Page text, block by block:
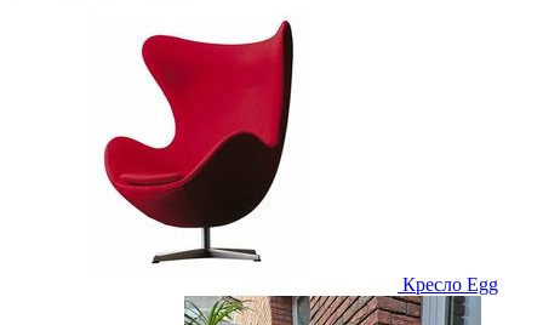
Кресло Egg